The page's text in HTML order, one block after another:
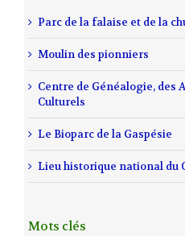
Parc de la falaise et de la
Moulin des pionniers
Centre de Généalogie, des
Culturels
Le Bioparc de la Gaspésie
Lieu historique national du
Mots clés